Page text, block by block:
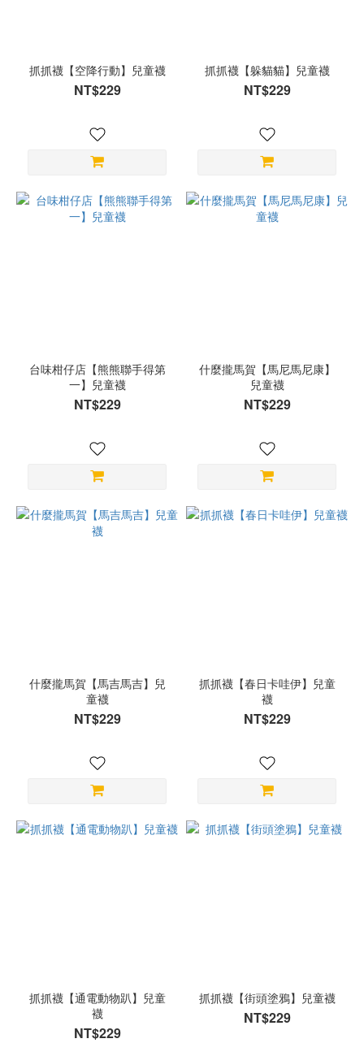
抓抓襪【空降行動】兒童襪
NT$229
抓抓襪【躲貓貓】兒童襪
NT$229
台味柑仔店【熊熊聯手得第
一】兒童襪
NT$229
什麼攏馬賀【馬尼馬尼康】
兒童襪
NT$229
什麼攏馬賀【馬吉馬吉】兒
童襪
NT$229
抓抓襪【春日卡哇伊】兒童
襪
NT$229
抓抓襪【通電動物趴】兒童
襪
NT$229
抓抓襪【街頭塗鴉】兒童襪
NT$229